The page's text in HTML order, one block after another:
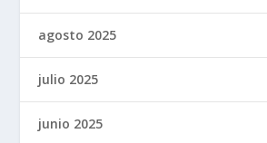
agosto 2025
julio 2025
junio 2025